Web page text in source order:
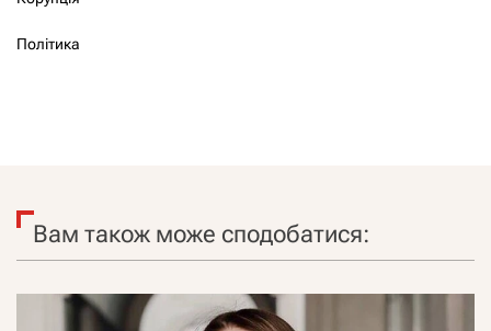
Політика
Вам також може сподобатися: